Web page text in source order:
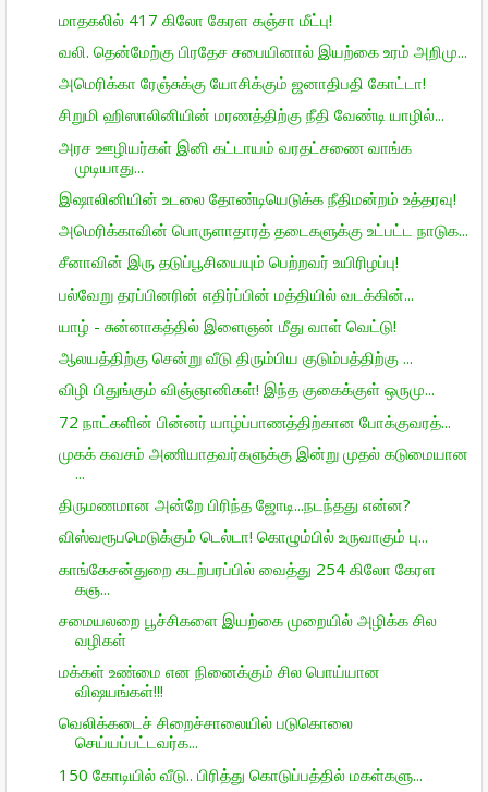
மாதகலில் 417 கிலோ கேரள கஞ்சா மீட்பு!
வலி. தென்மேற்கு பிரதேச சபையினால் இயற்கை உரம் அறிமு...
அமெரிக்கா ரேஞ்சுக்கு யோசிக்கும் ஜனாதிபதி கோட்டா!
சிறுமி ஹிஸாலினியின் மரணத்திற்கு நீதி வேண்டி யாழில்...
அரச ஊழியர்கள் இனி கட்டாயம் வரதட்சணை வாங்க
முடியாது...
இஷாலினியின் உடலை தோண்டியெடுக்க நீதிமன்றம் உத்தரவு!
அமெரிக்காவின் பொருளாதாரத் தடைகளுக்கு உட்பட்ட நாடுக...
சீனாவின் இரு தடுப்பூசியையும் பெற்றவர் உயிரிழப்பு!
பல்வேறு தரப்பினரின் எதிர்ப்பின் மத்தியில் வடக்கின்...
யாழ் - சுன்னாகத்தில் இளைஞன் மீது வாள் வெட்டு!
ஆலயத்திற்கு சென்று வீடு திரும்பிய குடும்பத்திற்கு ...
விழி பிதுங்கும் விஞ்ஞானிகள்! இந்த குகைக்குள் ஒருமு...
72 நாட்களின் பின்னர் யாழ்ப்பாணத்திற்கான போக்குவரத்...
முகக் கவசம் அணியாதவர்களுக்கு இன்று முதல் கடுமையான
...
திருமணமான அன்றே பிரிந்த ஜோடி...நடந்தது என்ன?
விஸ்வரூபமெடுக்கும் டெல்டா! கொழும்பில் உருவாகும் பு...
காங்கேசன்துறை கடற்பரப்பில் வைத்து 254 கிலோ கேரள
கஞ...
சமையலறை பூச்சிகளை இயற்கை முறையில் அழிக்க சில
வழிகள்
மக்கள் உண்மை என நினைக்கும் சில பொய்யான
விஷயங்கள்!!!
வெலிக்கடைச் சிறைச்சாலையில் படுகொலை
செய்யப்பட்டவர்க...
150 கோடியில் வீடு.. பிரித்து கொடுப்பத்தில் மகள்களு...